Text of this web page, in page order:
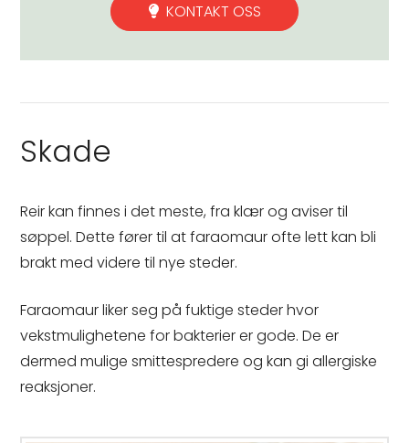
KONTAKT OSS
Skade
Reir kan finnes i det meste, fra klær og aviser til
søppel. Dette fører til at faraomaur ofte lett kan bli
brakt med videre til nye steder.
Faraomaur liker seg på fuktige steder hvor
vekstmulighetene for bakterier er gode. De er
dermed mulige smittespredere og kan gi allergiske
reaksjoner.